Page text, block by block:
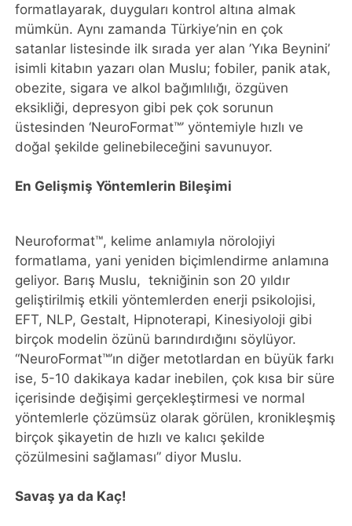
formatlayarak, duyguları kontrol altına almak
mümkün. Aynı zamanda Türkiye’nin en çok
satanlar listesinde ilk sırada yer alan ’Yıka Beynini’
isimli kitabın yazarı olan Muslu; fobiler, panik atak,
obezite, sigara ve alkol bağımlılığı, özgüven
eksikliği, depresyon gibi pek çok sorunun
üstesinden ‘NeuroFormat™’ yöntemiyle hızlı ve
doğal şekilde gelinebileceğini savunuyor.
En Gelişmiş Yöntemlerin Bileşimi
Neuroformat™, kelime anlamıyla nörolojiyi
formatlama, yani yeniden biçimlendirme anlamına
geliyor. Barış Muslu, tekniğinin son 20 yıldır
geliştirilmiş etkili yöntemlerden enerji psikolojisi,
EFT, NLP, Gestalt, Hipnoterapi, Kinesiyoloji gibi
birçok modelin özünü barındırdığını söylüyor.
“NeuroFormat™’ın diğer metotlardan en büyük farkı
ise, 5-10 dakikaya kadar inebilen, çok kısa bir süre
içerisinde değişimi gerçekleştirmesi ve normal
yöntemlerle çözümsüz olarak görülen, kronikleşmiş
birçok şikayetin de hızlı ve kalıcı şekilde
çözülmesini sağlaması” diyor Muslu.
Savaş ya da Kaç!